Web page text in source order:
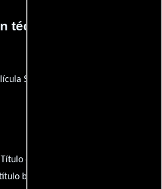
técnica y general
S.W.A.T. fué producida en
original):
búlgaro):